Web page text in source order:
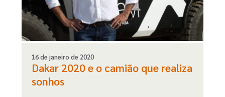
16 de janeiro de 2020
Dakar 2020 e o camião que realiza
sonhos